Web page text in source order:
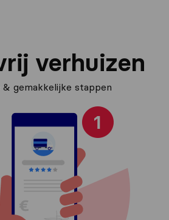
verhuizen
& gemakkelijke stappen